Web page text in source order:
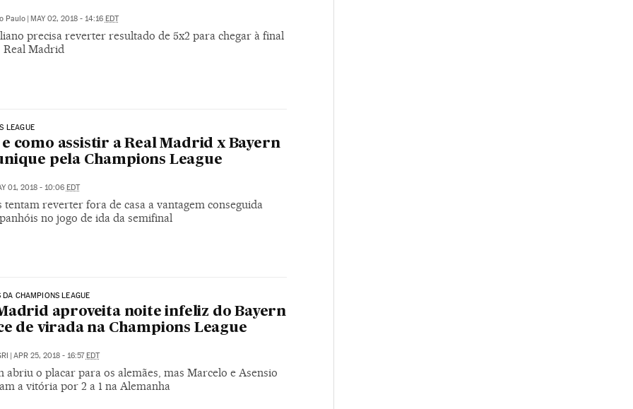
Paulo MAY 02, 2018 - 14:16 EDT
precisa reverter resultado de 5x2 para chegar à final
Real Madrid
LEAGUE
como assistir a Real Madrid x Bayern
pela Champions League
01, 2018 - 10:06 EDT
tentam reverter fora de casa a vantagem conseguida
no jogo de ida da semifinal
DA CHAMPIONS LEAGUE
aproveita noite infeliz do Bayern
de virada na Champions League
APR 25, 2018 - 16:57 EDT
abriu o placar para os alemães, mas Marcelo e Asensio
a vitória por 2 a 1 na Alemanha